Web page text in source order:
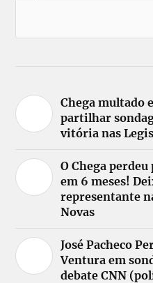
Chega multado
partilhar
vitória nas
O Chega
em 6 meses!
representante
Novas
José Pacheco
Ventura em
debate CNN